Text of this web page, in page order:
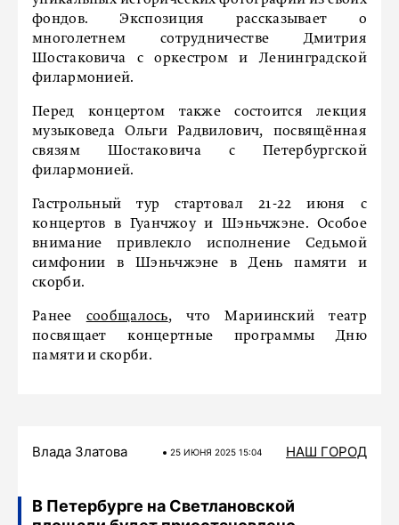
фондов. Экспозиция рассказывает о
многолетнем сотрудничестве Дмитрия
Шостаковича с оркестром и Ленинградской
филармонией.
Перед концертом также состоится лекция
музыковеда Ольги Радвилович, посвящённая
связям Шостаковича с Петербургской
филармонией.
Гастрольный тур стартовал 21-22 июня с
концертов в Гуанчжоу и Шэньчжэне. Особое
внимание привлекло исполнение Седьмой
симфонии в Шэньчжэне в День памяти и
скорби.
Ранее сообщалось, что Мариинский театр
посвящает концертные программы Дню
памяти и скорби.
Влада Златова 25 ИЮНЯ 2025 15:04 НАШ ГОРОД
В Петербурге на Светлановской